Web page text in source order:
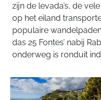
zijn de levada’s, de
op het eiland
populaire
das 25 Fontes’ nabij
onderweg is ronduit